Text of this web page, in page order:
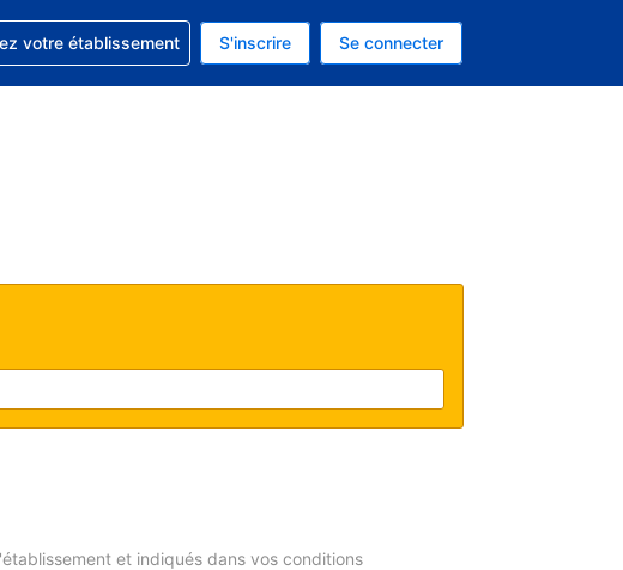
devise actuelle est celle-ci : Dollar américain.
Votre langue actuelle est celle-ci : Français.
de l'aide concernant votre réservation
votre établissement S'inscrire Se connecter
et indiqués dans vos conditions